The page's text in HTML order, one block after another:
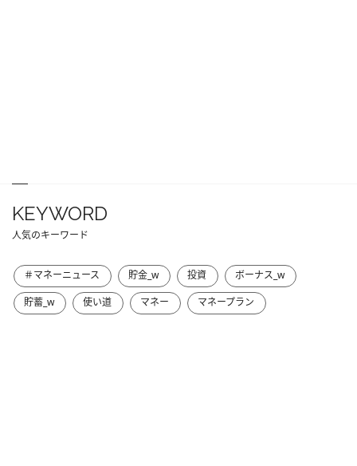
KEYWORD
人気のキーワード
＃マネーニュース 貯金_w 投資
ボーナス_w
貯蓄_w
使い道 マネー マネープラン